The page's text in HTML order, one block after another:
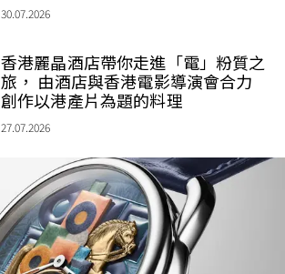
30.07.2026
香港麗晶酒店帶你走進「電」粉質之
旅， 由酒店與香港電影導演會合力
創作以港產片為題的料理
27.07.2026